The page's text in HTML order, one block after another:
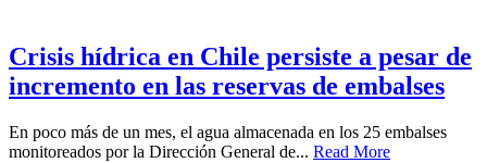
Crisis hídrica en Chile persiste a pesar de
incremento en las reservas de embalses
En poco más de un mes, el agua almacenada en los 25 embalses
monitoreados por la Dirección General de... Read More